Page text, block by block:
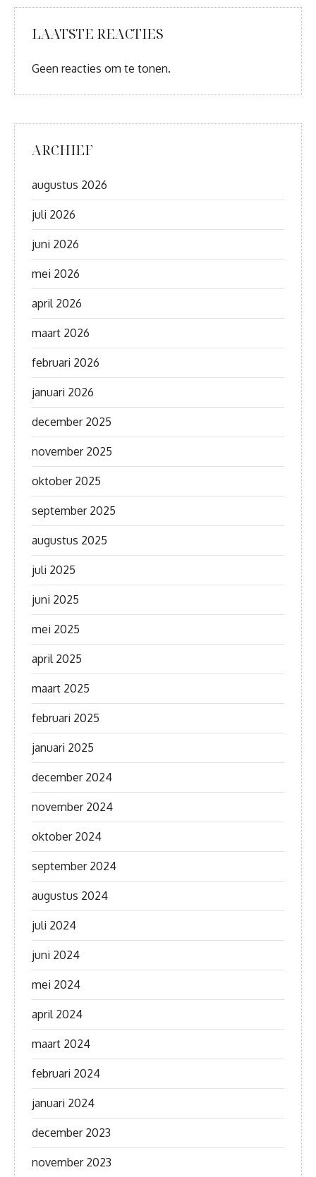
LAATSTE REACTIES
Geen reacties om te tonen.
ARCHIEF
augustus 2026
juli 2026
juni 2026
mei 2026
april 2026
maart 2026
februari 2026
januari 2026
december 2025
november 2025
oktober 2025
september 2025
augustus 2025
juli 2025
juni 2025
mei 2025
april 2025
maart 2025
februari 2025
januari 2025
december 2024
november 2024
oktober 2024
september 2024
augustus 2024
juli 2024
juni 2024
mei 2024
april 2024
maart 2024
februari 2024
januari 2024
december 2023
november 2023